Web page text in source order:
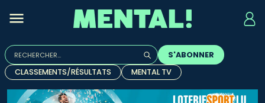
Rechercher :
Quand les résultats de l'auto-complétion sont
S'ABONNER
CLASSEMENTS/RÉSULTATS
MENTAL TV